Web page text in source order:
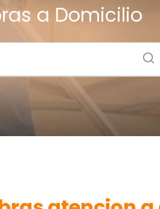
a Domicilio